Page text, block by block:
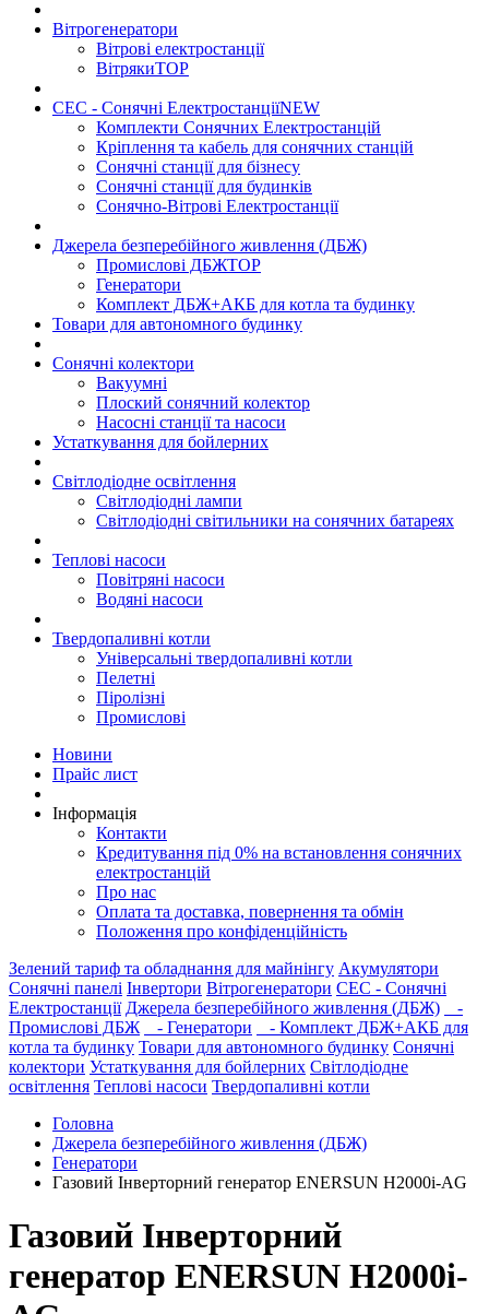
Вітрогенератори
Вітрові електростанції
ВітрякиTOP
СЕС - Сонячні ЕлектростанціїNEW
Комплекти Сонячних Електростанцій
Кріплення та кабель для сонячних станцій
Сонячні станції для бізнесу
Сонячні станції для будинків
Сонячно-Вітрові Електростанції
Джерела безперебійного живлення (ДБЖ)
Промислові ДБЖTOP
Генератори
Комплект ДБЖ+АКБ для котла та будинку
Товари для автономного будинку
Сонячні колектори
Вакуумні
Плоский сонячний колектор
Насосні станції та насоси
Устаткування для бойлерних
Світлодіодне освітлення
Світлодіодні лампи
Світлодіодні світильники на сонячних батареях
Теплові насоси
Повітряні насоси
Водяні насоси
Твердопаливні котли
Універсальні твердопаливні котли
Пелетні
Піролізні
Промислові
Новини
Прайс лист
Інформація
Контакти
Кредитування під 0% на встановлення сонячних
електростанцій
Про нас
Оплата та доставка, повернення та обмін
Положення про конфіденційність
Зелений тариф та обладнання для майнінгу Акумулятори
Сонячні панелі Інвертори Вітрогенератори СЕС - Сонячні
Електростанції Джерела безперебійного живлення (ДБЖ)
-
Промислові ДБЖ
- Генератори
- Комплект ДБЖ+АКБ для
котла та будинку Товари для автономного будинку Сонячні
колектори Устаткування для бойлерних Світлодіодне
освітлення Теплові насоси Твердопаливні котли
Головна
Джерела безперебійного живлення (ДБЖ)
Генератори
Газовий Інверторний генератор ENERSUN H2000i-AG
Газовий Інверторний
генератор ENERSUN H2000i-